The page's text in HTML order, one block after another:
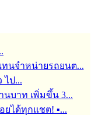
แทนจำหน่ายรถยนต...
ไป...
นบาท เพิ่มขึ้น 3...
ยได้ทุกแชต! ▪...